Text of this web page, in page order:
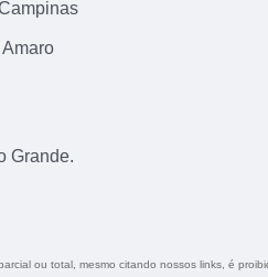
Grande.
ou total, mesmo citando nossos links, é